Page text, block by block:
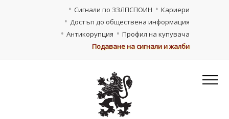
Кариери
Сигнали по ЗЗЛПСПОИН
Достъп до обществена информация
Профил на купувача
Антикорупция
Подаване на сигнали и жалби